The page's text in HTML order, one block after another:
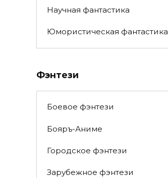
Научная фантастика
Юмористическая фантастика
Фэнтези
Боевое фэнтези
Бояръ-Аниме
Городское фэнтези
Зарубежное фэнтези